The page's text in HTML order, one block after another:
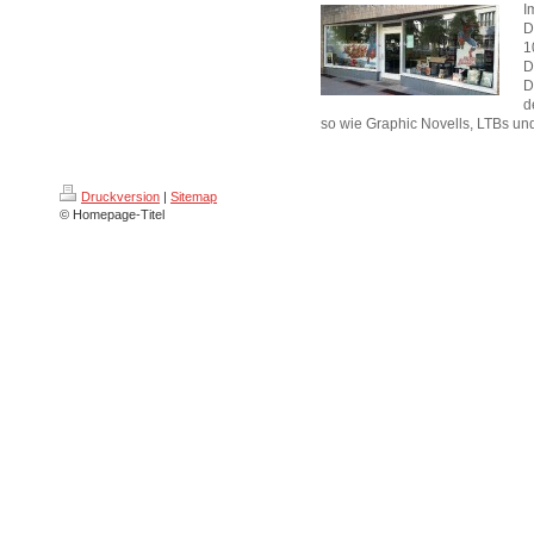
so wie Graphic Novells, LTBs
Druckversion | Sitemap
© Homepage-Titel